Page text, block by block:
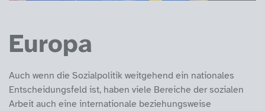
Europa
Auch wenn die Sozialpolitik weitgehend ein nationales
Entscheidungsfeld ist, haben viele Bereiche der sozialen
Arbeit auch eine internationale beziehungsweise